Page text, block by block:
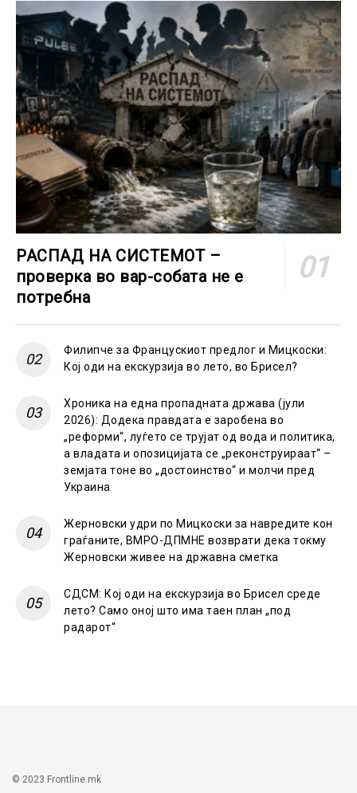
РАСПАД НА СИСТЕМОТ –
проверка во вар-собата не е
потребна
Филипче за Францускиот предлог и Мицкоски:
Кој оди на екскурзија во лето, во Брисел?
Хроника на една пропадната држава (јули
2026): Додека правдата е заробена во
„реформи“, луѓето се трујат од вода и политика,
а владата и опозицијата се „реконструираат“ –
земјата тоне во „достоинство“ и молчи пред
Украина
Жерновски удри по Мицкоски за навредите кон
граѓаните, ВМРО-ДПМНЕ возврати дека токму
Жерновски живее на државна сметка
СДСМ: Кој оди на екскурзија во Брисел среде
лето? Само оној што има таен план „под
радарот“
© 2023 Frontline.mk